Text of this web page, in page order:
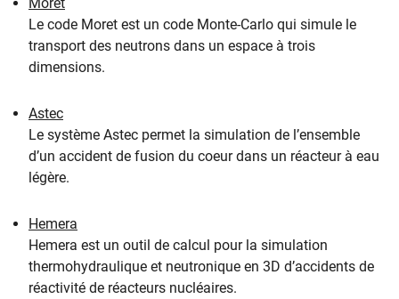
Le code Moret est un code Monte-Carlo qui simule le
transport des neutrons dans un espace à trois
dimensions.
Astec
Le système Astec permet la simulation de l’ensemble
d’un accident de fusion du coeur dans un réacteur à eau
légère.
Hemera
Hemera est un outil de calcul pour la simulation
thermohydraulique et neutronique en 3D d’accidents de
réactivité de réacteurs nucléaires.